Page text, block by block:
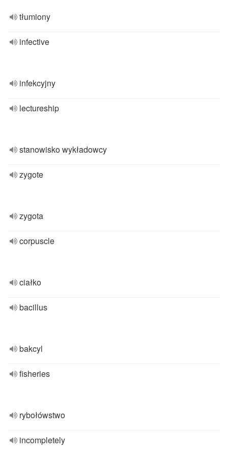
tłumiony
infective
infekcyjny
lectureship
stanowisko wykładowcy
zygote
zygota
corpuscle
ciałko
bacillus
bakcyl
fisheries
rybołówstwo
incompletely